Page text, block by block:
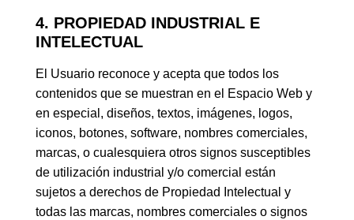
4. PROPIEDAD INDUSTRIAL E
INTELECTUAL
El Usuario reconoce y acepta que todos los
contenidos que se muestran en el Espacio Web y
en especial, diseños, textos, imágenes, logos,
iconos, botones, software, nombres comerciales,
marcas, o cualesquiera otros signos susceptibles
de utilización industrial y/o comercial están
sujetos a derechos de Propiedad Intelectual y
todas las marcas, nombres comerciales o signos